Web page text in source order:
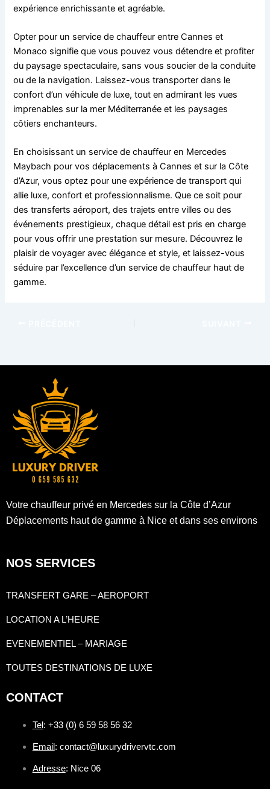
expérience enrichissante et agréable.
Opter pour un service de chauffeur entre Cannes et
Monaco signifie que vous pouvez vous détendre et profiter
du paysage spectaculaire, sans vous soucier de la conduite
ou de la navigation. Laissez-vous transporter dans le
confort d’un véhicule de luxe, tout en admirant les vues
imprenables sur la mer Méditerranée et les paysages
côtiers enchanteurs.
En choisissant un service de chauffeur en Mercedes
Maybach pour vos déplacements à Cannes et sur la Côte
d’Azur, vous optez pour une expérience de transport qui
allie luxe, confort et professionnalisme. Que ce soit pour
des transferts aéroport, des trajets entre villes ou des
événements prestigieux, chaque détail est pris en charge
pour vous offrir une prestation sur mesure. Découvrez le
plaisir de voyager avec élégance et style, et laissez-vous
séduire par l’excellence d’un service de chauffeur haut de
gamme.
Votre chauffeur privé en Mercedes sur la Côte d’Azur
Déplacements haut de gamme à Nice et dans ses environs
NOS SERVICES
TRANSFERT GARE – AEROPORT
LOCATION A L’HEURE
EVENEMENTIEL – MARIAGE
TOUTES DESTINATIONS DE LUXE
CONTACT
Tel : +33 (0) 6 59 58 56 32
Email : contact@luxurydrivervtc.com
Adresse: Nice 06